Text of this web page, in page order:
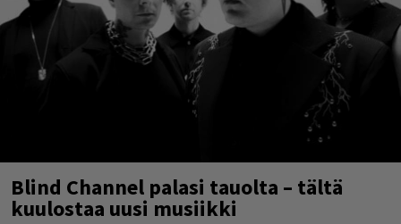
Blind Channel palasi tauolta – tältä
kuulostaa uusi musiikki